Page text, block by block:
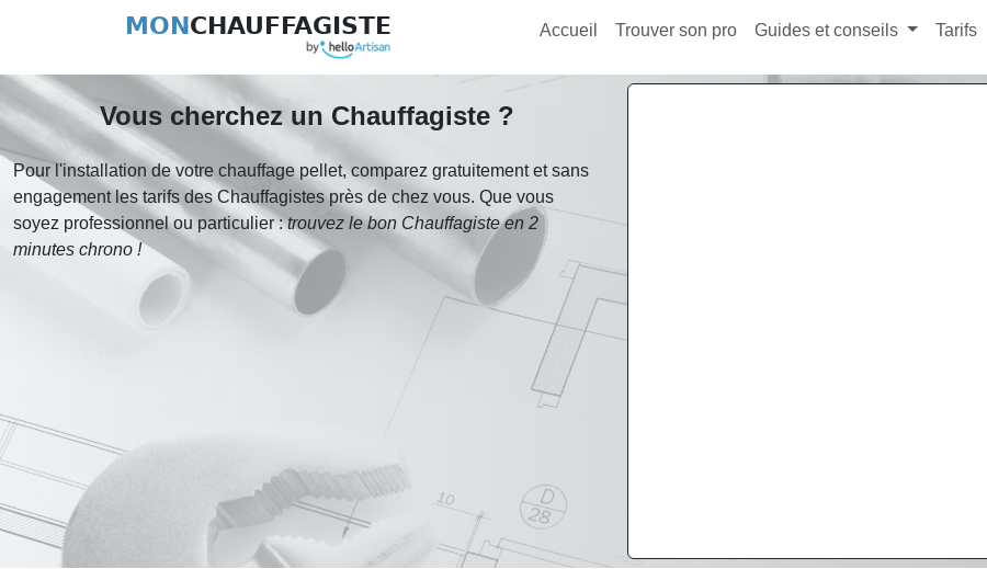
MONCHAUFFAGISTE Accueil Trouver son pro Guides et conseils Tarifs
Vous cherchez un Chauffagiste ?
Pour l'installation de votre chauffage pellet, comparez gratuitement et sans
engagement les tarifs des Chauffagistes près de chez vous. Que vous
soyez professionnel ou particulier :trouvez le bon Chauffagiste en 2
minutes chrono !